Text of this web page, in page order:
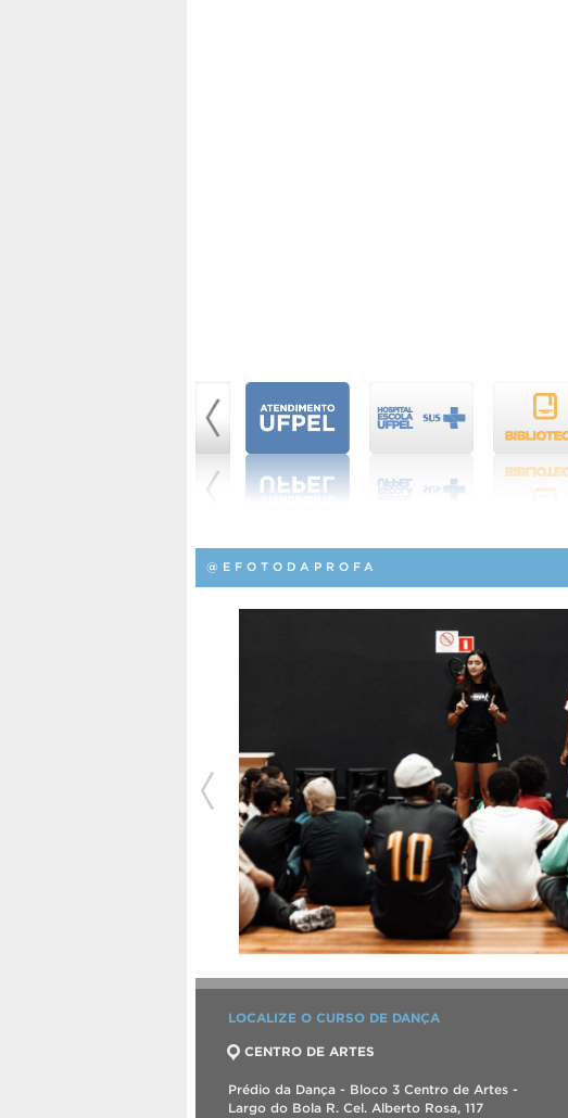
@EFOTODAPROFA
LOCALIZE O CURSO DE DANÇA
CENTRO DE ARTES
Prédio da Dança - Bloco 3 Centro de Artes -
Largo do Bola R. Cel. Alberto Rosa, 117